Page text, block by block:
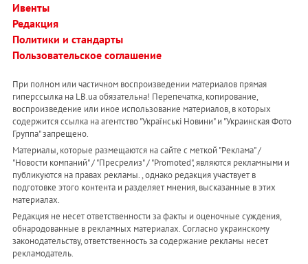
Ивенты
Редакция
Политики и стандарты
Пользовательское соглашение
При полном или частичном воспроизведении материалов прямая
гиперссылка на LB.ua обязательна! Перепечатка, копирование,
воспроизведение или иное использование материалов, в которых
содержится ссылка на агентство "Українськi Новини" и "Украинская Фото
Группа" запрещено.
Материалы, которые размещаются на сайте с меткой "Реклама" /
"Новости компаний" / "Пресрелиз" / "Promoted", являются рекламными и
публикуются на правах рекламы. , однако редакция участвует в
подготовке этого контента и разделяет мнения, высказанные в этих
материалах.
Редакция не несет ответственности за факты и оценочные суждения,
обнародованные в рекламных материалах. Согласно украинскому
законодательству, ответственность за содержание рекламы несет
рекламодатель.